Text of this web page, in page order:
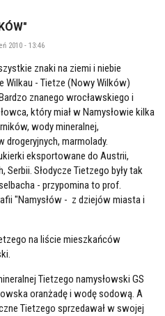
2010 - 13:46
znaki na ziemi i niebie
Wilkau - Tietze (Nowy Wilków)
znanego wrocławskiego i
który miał w Namysłowie kilka
wody mineralnej,
drogeryjnych, marmolady.
eksportowane do Austrii,
Serbii. Słodycze Tietzego były tak
- przypomina to prof.
"Namysłów - z dziejów miasta i
na liście mieszkańców
Tietzego namysłowski GS
oranżadę i wodę sodową. A
Tietzego sprzedawał w swojej